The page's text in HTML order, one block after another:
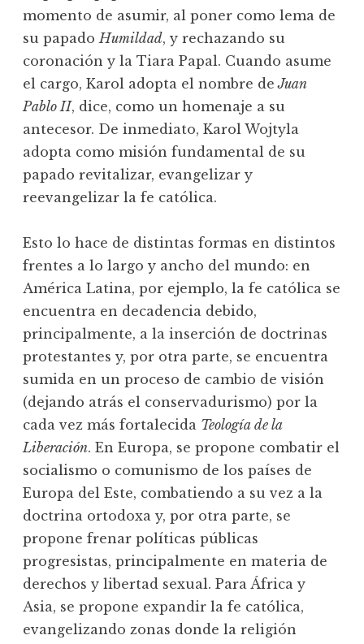
momento de asumir, al poner como lema de
su papadoHumildad, y rechazando su
coronación y la Tiara Papal. Cuando asume
el cargo, Karol adopta el nombre de Juan
Pablo II, dice, como un homenaje a su
antecesor. De inmediato, Karol Wojtyla
adopta como misión fundamental de su
papado revitalizar, evangelizar y
reevangelizar la fe católica.
Esto lo hace de distintas formas en distintos
frentes a lo largo y ancho del mundo: en
América Latina, por ejemplo, la fe católica se
encuentra en decadencia debido,
principalmente, a la inserción de doctrinas
protestantes y, por otra parte, se encuentra
sumida en un proceso de cambio de visión
(dejando atrás el conservadurismo) por la
cada vez más fortalecida Teología de la
Liberación. En Europa, se propone combatir el
socialismo o comunismo de los países de
Europa del Este, combatiendo a su vez a la
doctrina ortodoxa y, por otra parte, se
propone frenar políticas públicas
progresistas, principalmente en materia de
derechos y libertad sexual. Para África y
Asia, se propone expandir la fe católica,
evangelizando zonas donde la religión